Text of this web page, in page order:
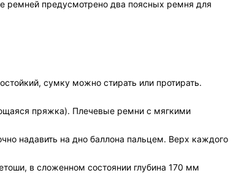
ремней предусмотрено два поясных ремня для
сумку можно стирать или протирать.
пряжка). Плечевые ремни с мягкими
надавить на дно баллона пальцем. Верх каждого
в сложенном состоянии глубина 170 мм